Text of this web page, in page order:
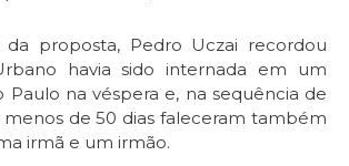
da proposta, Pedro Uczai recordou
havia sido internada em um
Paulo na véspera e, na sequência de
de 50 dias faleceram também
irmã e um irmão.